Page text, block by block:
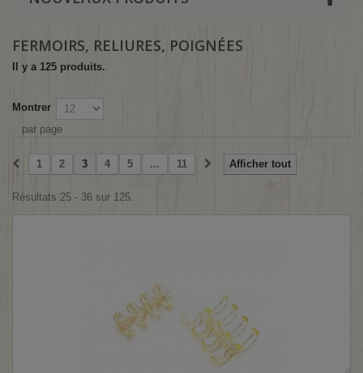
FERMOIRS, RELIURES, POIGNÉES
Il y a 125 produits.
Montrer
par page
Afficher tout
1 2 3 4 5 ... 11
Résultats 25 - 36 sur 125.